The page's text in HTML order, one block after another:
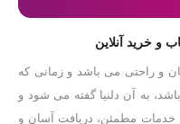
و خرید آنلاین
و راحتی می باشد و زمانی که
به آن دلنیا گفته می شود و
خدمات مطمئن، دریافت آسان و